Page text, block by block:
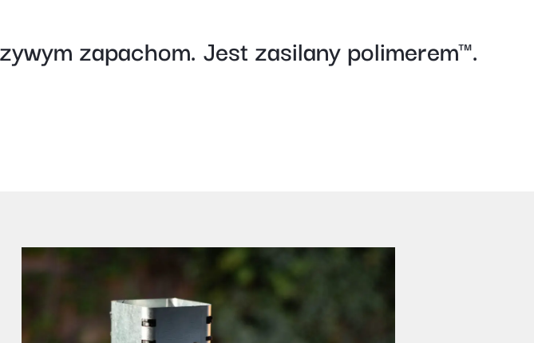
zapachom. Jest zasilany polimerem™.